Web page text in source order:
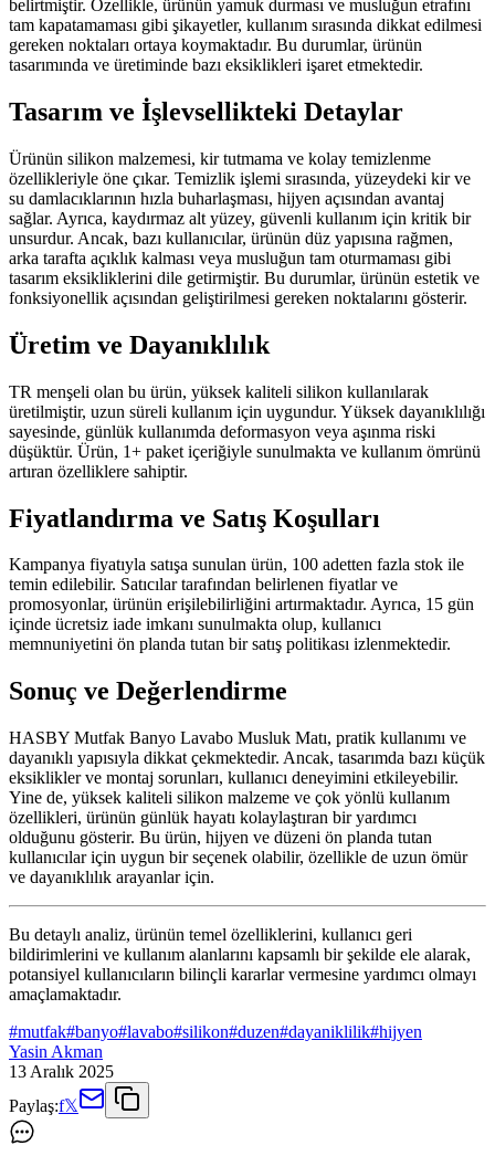
belirtmiştir. Özellikle, ürünün yamuk durması ve musluğun etrafını
tam kapatamaması gibi şikayetler, kullanım sırasında dikkat edilmesi
gereken noktaları ortaya koymaktadır. Bu durumlar, ürünün
tasarımında ve üretiminde bazı eksiklikleri işaret etmektedir.
Tasarım ve İşlevsellikteki Detaylar
Ürünün silikon malzemesi, kir tutmama ve kolay temizlenme
özellikleriyle öne çıkar. Temizlik işlemi sırasında, yüzeydeki kir ve
su damlacıklarının hızla buharlaşması, hijyen açısından avantaj
sağlar. Ayrıca, kaydırmaz alt yüzey, güvenli kullanım için kritik bir
unsurdur. Ancak, bazı kullanıcılar, ürünün düz yapısına rağmen,
arka tarafta açıklık kalması veya musluğun tam oturmaması gibi
tasarım eksikliklerini dile getirmiştir. Bu durumlar, ürünün estetik ve
fonksiyonellik açısından geliştirilmesi gereken noktalarını gösterir.
Üretim ve Dayanıklılık
TR menşeli olan bu ürün, yüksek kaliteli silikon kullanılarak
üretilmiştir, uzun süreli kullanım için uygundur. Yüksek dayanıklılığı
sayesinde, günlük kullanımda deformasyon veya aşınma riski
düşüktür. Ürün, 1+ paket içeriğiyle sunulmakta ve kullanım ömrünü
artıran özelliklere sahiptir.
Fiyatlandırma ve Satış Koşulları
Kampanya fiyatıyla satışa sunulan ürün, 100 adetten fazla stok ile
temin edilebilir. Satıcılar tarafından belirlenen fiyatlar ve
promosyonlar, ürünün erişilebilirliğini artırmaktadır. Ayrıca, 15 gün
içinde ücretsiz iade imkanı sunulmakta olup, kullanıcı
memnuniyetini ön planda tutan bir satış politikası izlenmektedir.
Sonuç ve Değerlendirme
HASBY Mutfak Banyo Lavabo Musluk Matı, pratik kullanımı ve
dayanıklı yapısıyla dikkat çekmektedir. Ancak, tasarımda bazı küçük
eksiklikler ve montaj sorunları, kullanıcı deneyimini etkileyebilir.
Yine de, yüksek kaliteli silikon malzeme ve çok yönlü kullanım
özellikleri, ürünün günlük hayatı kolaylaştıran bir yardımcı
olduğunu gösterir. Bu ürün, hijyen ve düzeni ön planda tutan
kullanıcılar için uygun bir seçenek olabilir, özellikle de uzun ömür
ve dayanıklılık arayanlar için.
Bu detaylı analiz, ürünün temel özelliklerini, kullanıcı geri
bildirimlerini ve kullanım alanlarını kapsamlı bir şekilde ele alarak,
potansiyel kullanıcıların bilinçli kararlar vermesine yardımcı olmayı
amaçlamaktadır.
#mutfak#banyo#lavabo#silikon#duzen#dayaniklilik#hijyen
Yasin Akman
13 Aralık 2025
Paylaş:f𝕏